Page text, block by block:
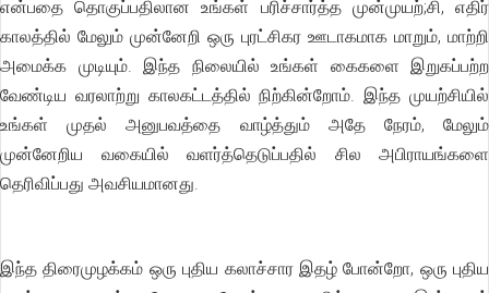
என்பதை தொகுப்பதிலான உங்கள் பரிச்சார்த்த முன்முயற்;சி, எதிர்
காலத்தில் மேலும் முன்னேறி ஒரு புரட்சிகர ஊடாகமாக மாறும், மாற்றி
அமைக்க முடியும். இந்த நிலையில் உங்கள் கைகளை இறுகப்பற்ற
வேண்டிய வரலாற்று காலகட்டத்தில் நிற்கின்றோம். இந்த முயற்சியில்
உங்கள் முதல் அனுபவத்தை வாழ்த்தும் அதே நேரம், மேலும்
முன்னேறிய வகையில் வளர்த்தெடுப்பதில் சில அபிராயங்களை
தெரிவிப்பது அவசியமானது.
இந்த திரைமுழக்கம் ஒரு புதிய கலாச்சார இதழ் போன்றோ, ஒரு புதிய